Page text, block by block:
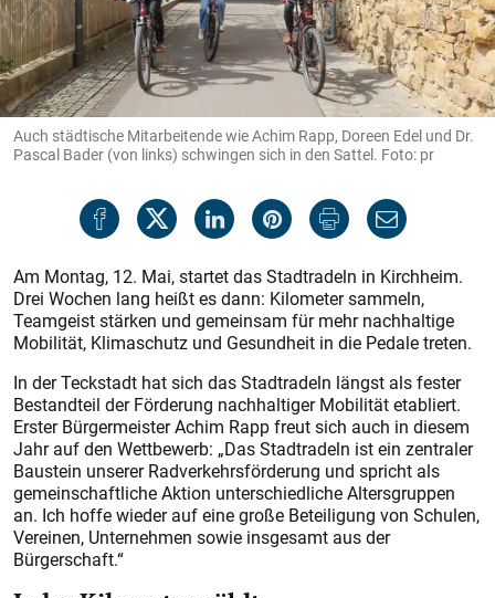
Auch städtische Mitarbeitende wie Achim Rapp, Doreen Edel und Dr.
Pascal Bader (von links) schwingen sich in den Sattel. Foto: pr
Am Montag, 12. Mai, startet das Stadtradeln in Kirchheim.
Drei Wochen lang heißt es dann: Kilometer sammeln,
Teamgeist stärken und gemeinsam für mehr nachhaltige
Mobilität, Klimaschutz und Gesundheit in die Pedale treten.
In der Teckstadt hat sich das Stadtradeln längst als fester
Bestandteil der Förderung nachhaltiger Mobilität etabliert.
Erster Bürgermeister Achim Rapp freut sich auch in diesem
Jahr auf den Wettbewerb: „Das Stadtradeln ist ein zentraler
Baustein unserer Radverkehrsförderung und spricht als
gemeinschaftliche Aktion unterschiedliche Altersgruppen
an. Ich hoffe wieder auf eine große Beteiligung von Schulen,
Vereinen, Unternehmen sowie insgesamt aus der
Bürgerschaft.“